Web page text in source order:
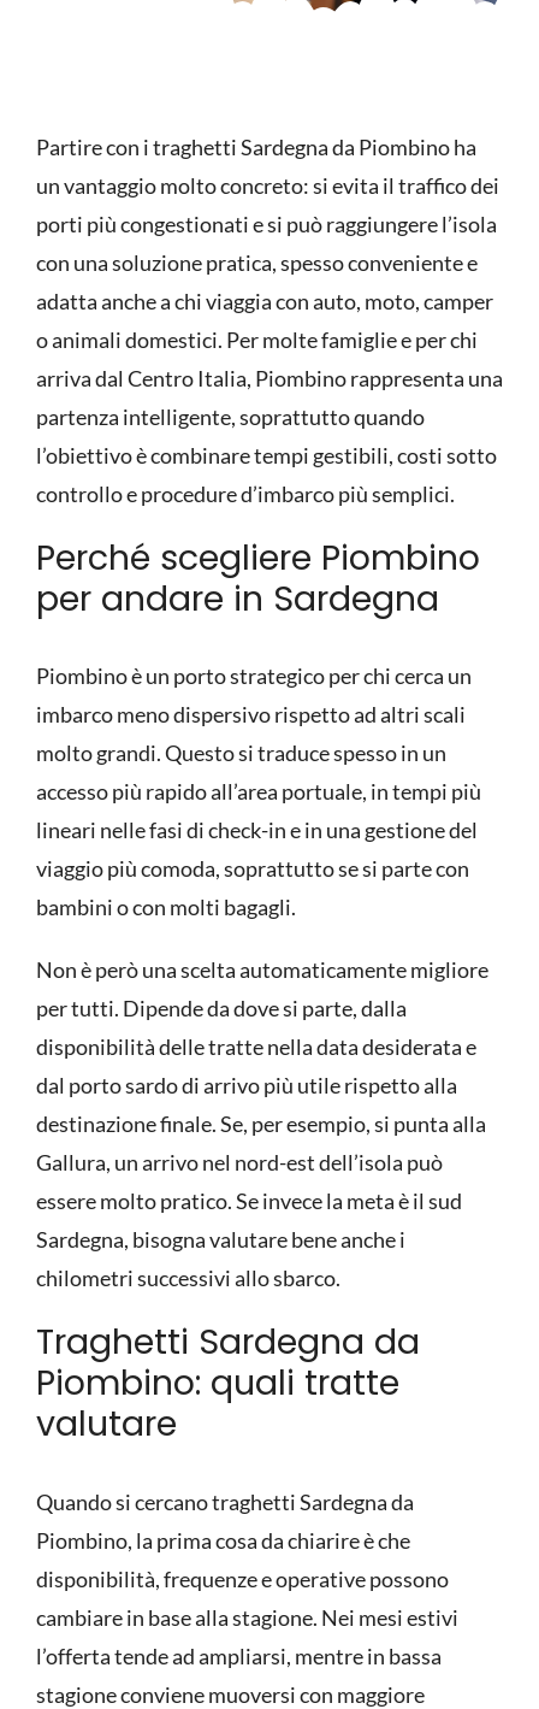
Partire con i traghetti Sardegna da Piombino ha
un vantaggio molto concreto: si evita il traffico dei
porti più congestionati e si può raggiungere l’isola
con una soluzione pratica, spesso conveniente e
adatta anche a chi viaggia con auto, moto, camper
o animali domestici. Per molte famiglie e per chi
arriva dal Centro Italia, Piombino rappresenta una
partenza intelligente, soprattutto quando
l’obiettivo è combinare tempi gestibili, costi sotto
controllo e procedure d’imbarco più semplici.
Perché scegliere Piombino
per andare in Sardegna
Piombino è un porto strategico per chi cerca un
imbarco meno dispersivo rispetto ad altri scali
molto grandi. Questo si traduce spesso in un
accesso più rapido all’area portuale, in tempi più
lineari nelle fasi di check-in e in una gestione del
viaggio più comoda, soprattutto se si parte con
bambini o con molti bagagli.
Non è però una scelta automaticamente migliore
per tutti. Dipende da dove si parte, dalla
disponibilità delle tratte nella data desiderata e
dal porto sardo di arrivo più utile rispetto alla
destinazione finale. Se, per esempio, si punta alla
Gallura, un arrivo nel nord-est dell’isola può
essere molto pratico. Se invece la meta è il sud
Sardegna, bisogna valutare bene anche i
chilometri successivi allo sbarco.
Traghetti Sardegna da
Piombino: quali tratte
valutare
Quando si cercano traghetti Sardegna da
Piombino, la prima cosa da chiarire è che
disponibilità, frequenze e operative possono
cambiare in base alla stagione. Nei mesi estivi
l’offerta tende ad ampliarsi, mentre in bassa
stagione conviene muoversi con maggiore